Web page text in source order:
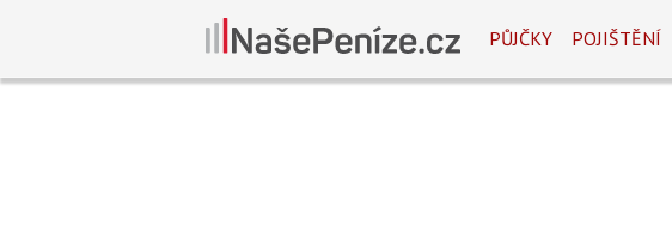
PŮJČKY POJIŠTĚNÍ